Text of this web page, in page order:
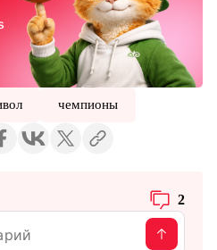
чемпионы
2